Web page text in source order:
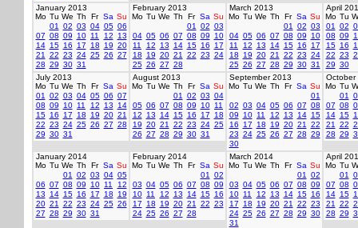
January 2013
Mo Tu We Th Fr Sa Su
01
02 03 04 05 06
07 08 09 10 11 12
13
14 15 16 17 18 19 20
21
22 23 24 25 26 27
28 29 30 31
February 2013
Mo Tu We Th Fr Sa Su
01
02 03
04 05 06 07 08 09
10
11
12 13 14 15 16
17
18
19 20 21 22 23 24
25 26 27 28
March 2013
Mo Tu We Th Fr Sa Su
01
02 03
04 05 06 07 08 09
10
11
12 13 14 15 16
17
18
19 20 21 22 23 24
25 26 27 28 29 30 31
April
Mo Tu
01
02
08 09
15 16
22 23
29 30
July 2013
Mo Tu We Th Fr Sa Su
01
02 03 04 05 06 07
08 09 10 11 12 13
14
15 16 17 18 19 20 21
22 23 24 25 26 27 28
29 30 31
August 2013
Mo Tu We Th Fr Sa Su
01
02 03 04
05 06 07 08 09 10 11
12
13 14 15 16 17
18
19 20 21 22 23 24 25
26 27 28 29 30 31
September 2013
Mo Tu We Th Fr Sa Su
01
02 03 04 05 06 07 08
09
10 11 12 13 14 15
16
17 18 19 20 21
22
23 24 25 26 27 28 29
30
October
Mo Tu
01
07 08
14 15
21
22
28 29
January 2014
Mo Tu We Th Fr Sa Su
01
02 03 04 05
06 07 08 09 10 11
12
13
14 15 16 17 18
19
20 21 22 23 24 25 26
27 28 29 30 31
February 2014
Mo Tu We Th Fr Sa Su
01
02
03 04 05 06 07 08 09
10 11 12 13 14 15 16
17
18 19 20 21 22 23
24 25 26 27 28
March 2014
Mo Tu We Th Fr Sa Su
01
02
03 04 05 06 07 08 09
10 11 12 13 14 15 16
17
18 19 20 21 22 23
24 25 26 27 28 29 30
31
April
Mo Tu
01
07 08
14 15
21
22
28 29